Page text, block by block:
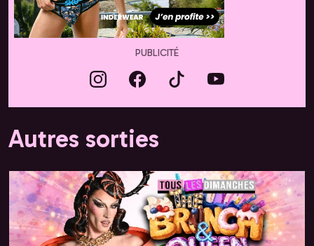
PUBLICITÉ
Autres sorties